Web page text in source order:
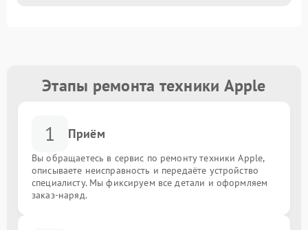
Этапы ремонта техники Apple
1 Приём
Вы обращаетесь в сервис по ремонту техники Apple,
описываете неисправность и передаёте устройство
специалисту. Мы фиксируем все детали и оформляем
заказ-наряд.